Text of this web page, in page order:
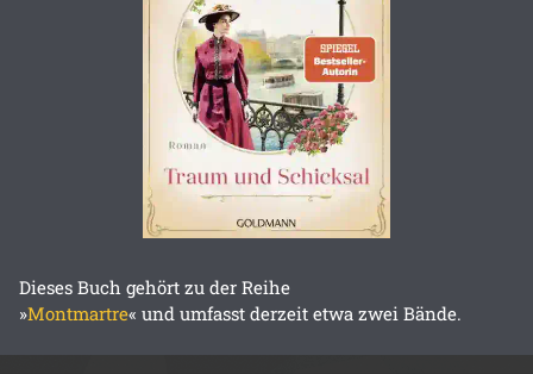
Dieses Buch gehört zu der Reihe
»Montmartre« und umfasst derzeit etwa zwei Bände.